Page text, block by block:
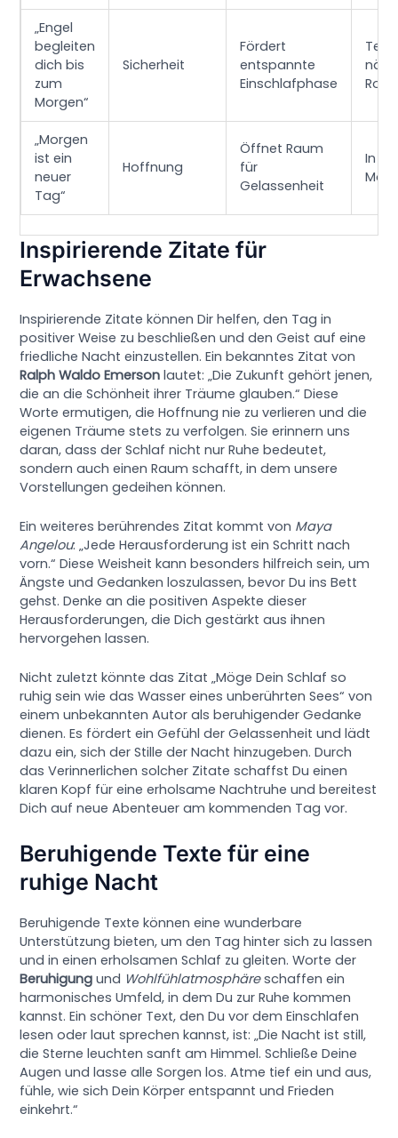
„Engel
begleiten
dich bis
zum
Morgen“
Sicherheit
Fördert
entspannte
Einschlafphase
Teil
„Morgen
ist ein
neuer
Tag“
Hoffnung
Öffnet Raum
für
Gelassenheit
In
Inspirierende Zitate für
Erwachsene
Inspirierende Zitate können Dir helfen, den Tag in
positiver Weise zu beschließen und den Geist auf eine
friedliche Nacht einzustellen. Ein bekanntes Zitat von
Ralph Waldo Emerson lautet: „Die Zukunft gehört jenen,
die an die Schönheit ihrer Träume glauben.“ Diese
Worte ermutigen, die Hoffnung nie zu verlieren und die
eigenen Träume stets zu verfolgen. Sie erinnern uns
daran, dass der Schlaf nicht nur Ruhe bedeutet,
sondern auch einen Raum schafft, in dem unsere
Vorstellungen gedeihen können.
Ein weiteres berührendes Zitat kommt von Maya
Angelou: „Jede Herausforderung ist ein Schritt nach
vorn.“ Diese Weisheit kann besonders hilfreich sein, um
Ängste und Gedanken loszulassen, bevor Du ins Bett
gehst. Denke an die positiven Aspekte dieser
Herausforderungen, die Dich gestärkt aus ihnen
hervorgehen lassen.
Nicht zuletzt könnte das Zitat „Möge Dein Schlaf so
ruhig sein wie das Wasser eines unberührten Sees“ von
einem unbekannten Autor als beruhigender Gedanke
dienen. Es fördert ein Gefühl der Gelassenheit und lädt
dazu ein, sich der Stille der Nacht hinzugeben. Durch
das Verinnerlichen solcher Zitate schaffst Du einen
klaren Kopf für eine erholsame Nachtruhe und bereitest
Dich auf neue Abenteuer am kommenden Tag vor.
Beruhigende Texte für eine
ruhige Nacht
Beruhigende Texte können eine wunderbare
Unterstützung bieten, um den Tag hinter sich zu lassen
und in einen erholsamen Schlaf zu gleiten. Worte der
Beruhigung und Wohlfühlatmosphäreschaffen ein
harmonisches Umfeld, in dem Du zur Ruhe kommen
kannst. Ein schöner Text, den Du vor dem Einschlafen
lesen oder laut sprechen kannst, ist: „Die Nacht ist still,
die Sterne leuchten sanft am Himmel. Schließe Deine
Augen und lasse alle Sorgen los. Atme tief ein und aus,
fühle, wie sich Dein Körper entspannt und Frieden
einkehrt.“